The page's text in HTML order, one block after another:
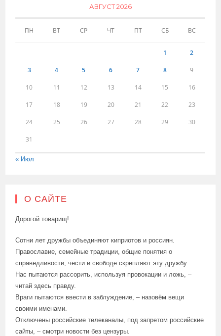
АВГУСТ 2026
ПН ВТ СР ЧТ ПТ СБ ВС
1 2
3 4 5 6 7 8 9
10 11 12 13 14 15 16
17 18 19 20 21 22 23
24 25 26 27 28 29 30
31
« Июл
О САЙТЕ
Дорогой товарищ!
Сотни лет дружбы объединяют киприотов и россиян.
Православие, семейные традиции, общие понятия о
справедливости, чести и свободе скрепляют эту дружбу.
Нас пытаются рассорить, используя провокации и ложь, –
читай здесь правду.
Враги пытаются ввести в заблуждение, – назовём вещи
своими именами.
Отключены российские телеканалы, под запретом российские
сайты, – смотри новости без цензуры.